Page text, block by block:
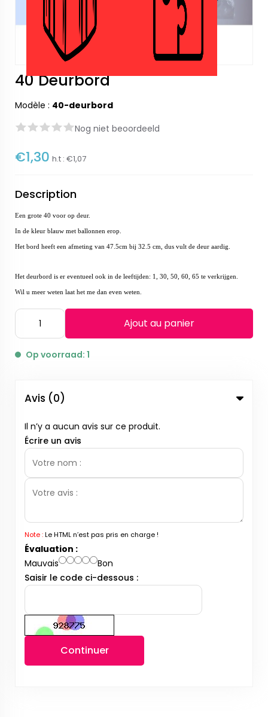
40 Deurbord
Modèle : 40-deurbord
Nog niet beoordeeld
€1,30 h.t : €1,07
Description
Een grote 40 voor op deur.
In de kleur blauw met ballonnen erop.
Het bord heeft een afmeting van 47.5cm bij 32.5 cm, dus vult de deur aardig.
Het deurbord is er eventueel ook in de leeftijden: 1, 30, 50, 60, 65 te verkrijgen.
Wil u meer weten laat het me dan even weten.
Ajout au panier
Op voorraad: 1
Avis (0)
Il n’y a aucun avis sur ce produit.
Écrire un avis
Note :Le HTML n’est pas pris en charge !
Évaluation :
Mauvais
Bon
Saisir le code ci-dessous :
Continuer